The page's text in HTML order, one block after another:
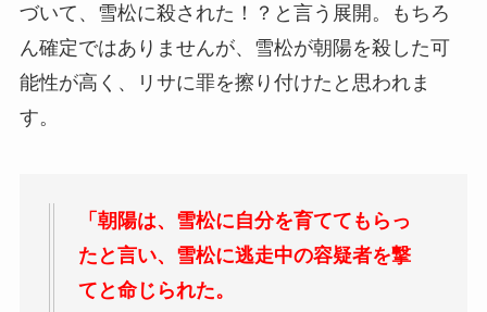
づいて、雪松に殺された！？と言う展開。もちろ
ん確定ではありませんが、雪松が朝陽を殺した可
能性が高く、リサに罪を擦り付けたと思われま
す。
「朝陽は、雪松に自分を育ててもらっ
たと言い、雪松に逃走中の容疑者を撃
てと命じられた。